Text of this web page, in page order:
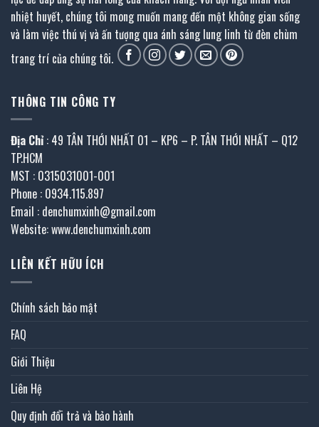
nhiệt huyết, chúng tôi mong muốn mang đến một không gian sống
và làm việc thú vị và ấn tượng qua ánh sáng lung linh từ đèn chùm
trang trí của chúng tôi.
THÔNG TIN CÔNG TY
Địa Chỉ : 49 TÂN THỚI NHẤT 01 – KP6 – P. TÂN THỚI NHẤT – Q12
TP.HCM
MST : 0315031001-001
Phone : 0934.115.897
Email : denchumxinh@gmail.com
Website: www.denchumxinh.com
LIÊN KẾT HỮU ÍCH
Chính sách bảo mật
FAQ
Giới Thiệu
Liên Hệ
Quy định đổi trả và bảo hành